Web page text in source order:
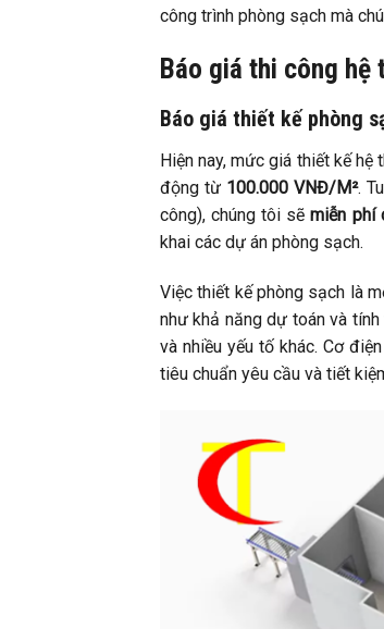
công trình phòng sạch mà
Báo giá thi công hệ
Báo giá thiết kế phòng
Hiện nay, mức giá thiết kế
động từ 100.000 VNĐ/M².
công), chúng tôi sẽmiễn phí
khai các dự án phòng sạch.
Việc thiết kế phòng sạch là
như khả năng dự toán và
và nhiều yếu tố khác. Cơ
tiêu chuẩn yêu cầu và tiết